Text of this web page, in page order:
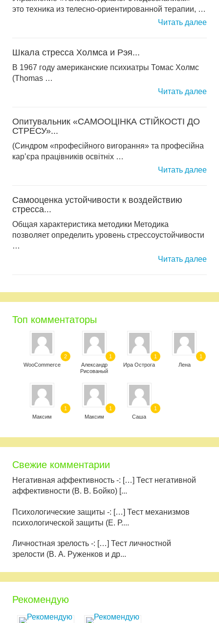
это техника из телесно-ориентированной терапии, …
Читать далее
Шкала стресса Холмса и Рэя...
В 1967 году американские психиатры Томас Холмс
(Thomas …
Читать далее
Опитувальник «САМООЦІНКА СТІЙКОСТІ ДО
СТРЕСУ»...
(Синдром «професійного вигорання» та професійна
кар’єра працівників освітніх …
Читать далее
Самооценка устойчивости к воздействию
стресса...
Общая характеристика методики Методика
позволяет определить уровень стрессоустойчивости
…
Читать далее
Топ комментаторы
WooCommerce
2
Александр
Рисованый
1
Ира Острога
1
Лена
1
Максим
1
Максим
1
Саша
1
Свежие комментарии
Негативная аффективность -: […] Тест негативной
аффективности (В. В. Бойко) [...
Психологические защиты -: […] Тест механизмов
психологической защиты (Е. Р....
Личностная зрелость -: […] Тест личностной
зрелости (В. А. Руженков и др...
Рекомендую